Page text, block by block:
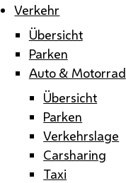
Verkehr
Übersicht
Parken
Auto & Motorrad
Übersicht
Parken
Verkehrslage
Carsharing
Taxi